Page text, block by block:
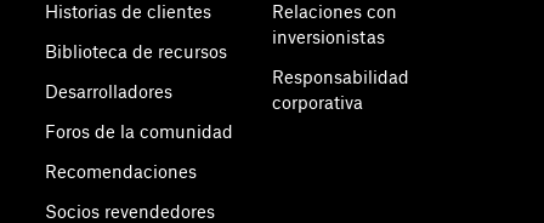
Historias de clientes
Biblioteca de recursos
Desarrolladores
Foros de la comunidad
Recomendaciones
Socios revendedores
Relaciones con
inversionistas
Responsabilidad
corporativa